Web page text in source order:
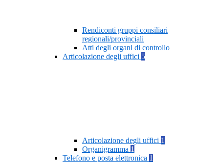
Rendiconti gruppi consiliari
regionali/provinciali
Atti degli organi di controllo
Articolazione degli uffici 5
Articolazione degli uffici 1
Organigramma 1
Telefono e posta elettronica 1